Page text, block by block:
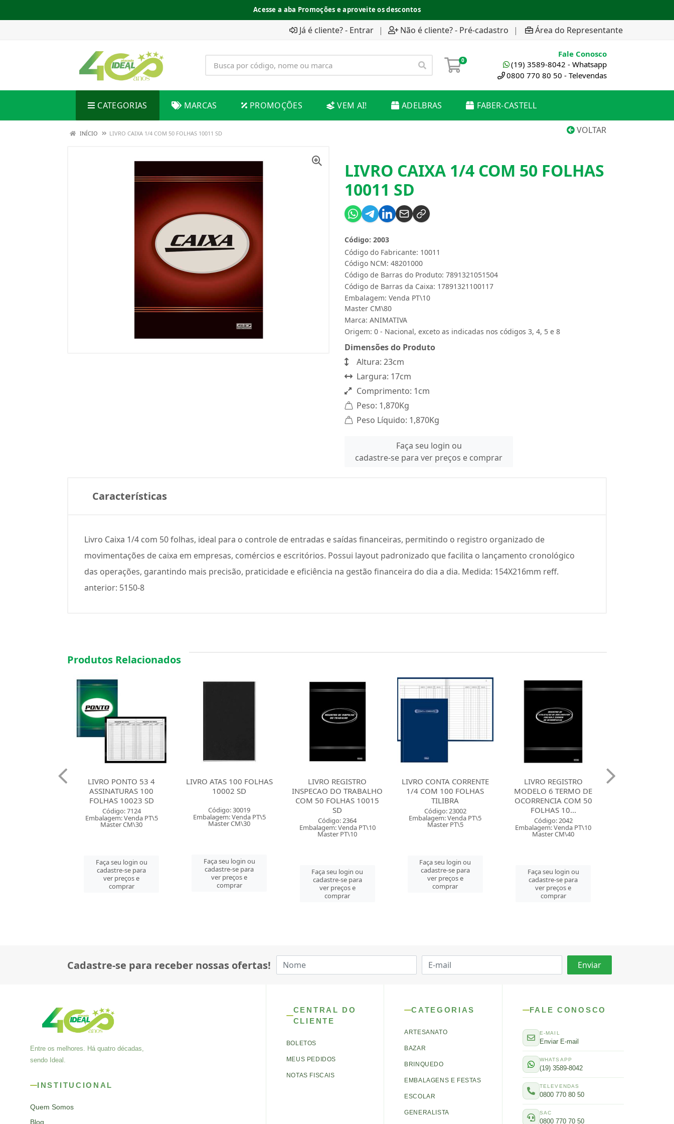
Acesse a aba Promoções e aproveite os descontos
Já é cliente? - Entrar | Não é cliente? - Pré-cadastro | Área do Representante
0
Fale Conosco
(19) 3589-8042 - Whatsapp
0800 770 80 50 - Televendas
CATEGORIAS MARCAS PROMOÇÕES VEM AI! ADELBRAS FABER-CASTELL
VOLTAR
INÍCIO LIVRO CAIXA 1/4 COM 50 FOLHAS 10011 SD
LIVRO CAIXA 1/4 COM 50 FOLHAS
10011 SD
Código do Fabricante: 10011
Código: 2003
Código NCM: 48201000
Código de Barras do Produto: 7891321051504
Código de Barras da Caixa: 17891321100117
Embalagem: Venda PT\10
Master CM\80
Marca: ANIMATIVA
Origem: 0 - Nacional, exceto as indicadas nos códigos 3, 4, 5 e 8
Dimensões do Produto
Altura: 23cm
Largura: 17cm
Comprimento: 1cm
Peso: 1,870Kg
Peso Líquido: 1,870Kg
Faça seu login ou
cadastre-se para ver preços e comprar
Características
Livro Caixa 1/4 com 50 folhas, ideal para o controle de entradas e saídas financeiras, permitindo o registro organizado de
movimentações de caixa em empresas, comércios e escritórios. Possui layout padronizado que facilita o lançamento cronológico
das operações, garantindo mais precisão, praticidade e eficiência na gestão financeira do dia a dia. Medida: 154X216mm reff.
anterior: 5150-8
Produtos Relacionados
LIVRO ATAS 100 FOLHAS
10002 SD
Código: 30019
Embalagem: Venda PT\5
Master CM\30
Faça seu login ou
cadastre-se para
ver preços e
comprar
LIVRO REGISTRO
INSPECAO DO TRABALHO
SD
Código: 2364
Embalagem: Venda PT\10
Faça seu login ou
cadastre-se para
ver preços e
LIVRO CONTA CORRENTE
1/4 COM 100 FOLHAS
TILIBRA
Código: 23002
Embalagem: Venda PT\5
Master PT\5
cadastre-se para
ver preços e
comprar
LIVRO REGISTRO
MODELO 6 TERMO DE
OCORRENCIA COM 50
FOLHAS 10...
Código: 2042
Embalagem: Venda PT\10
Faça seu login ou
cadastre-se para
ver preços e
LIVRO DE REGISTRO DE
EMPREGADO COM 50
FOLHAS 10017 SD
Código: 2030
Embalagem: Venda PT\10
Master CM\40
cadastre-se para
ver preços e
comprar
Cadastre-se para receber nossas ofertas!
Entre os melhores. Há quatro décadas,
sendo Ideal.
INSTITUCIONAL
Quem Somos
Blog
CENTRAL DO
CLIENTE
BOLETOS
MEUS PEDIDOS
NOTAS FISCAIS
CATEGORIAS
ARTESANATO
BAZAR
BRINQUEDO
EMBALAGENS E FESTAS
ESCOLAR
GENERALISTA
FALE CONOSCO
E-MAIL
Enviar E-mail
WHATSAPP
(19) 3589-8042
TELEVENDAS
0800 770 80 50
SAC
0800 770 70 50